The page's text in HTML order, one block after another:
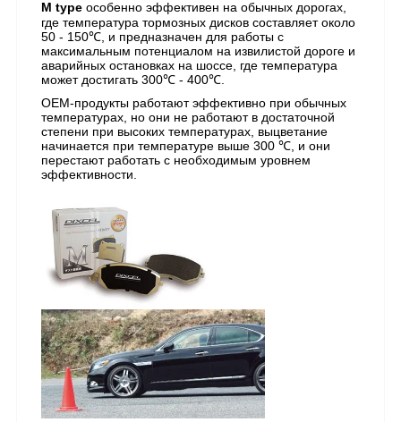
M type особенно эффективен на обычных дорогах,
где температура тормозных дисков составляет около
50 - 150℃, и предназначен для работы с
максимальным потенциалом на извилистой дороге и
аварийных остановках на шоссе, где температура
может достигать 300℃ - 400℃.
OEM-продукты работают эффективно при обычных
температурах, но они не работают в достаточной
степени при высоких температурах, выцветание
начинается при температуре выше 300 ℃, и они
перестают работать с необходимым уровнем
эффективности.